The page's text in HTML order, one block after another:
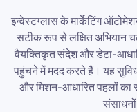
इन्वेस्टग्लास के मार्केटिंग
सटीक रूप से लक्षित अभियान
वैयक्तिकृत संदेश और डेटा-
पहुंचने में मदद करते हैं। यह
और मिशन-आधारित पहलों